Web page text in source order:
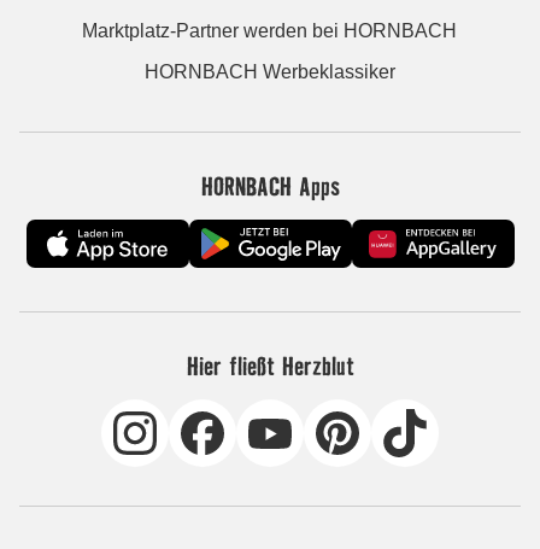
Marktplatz-Partner werden bei HORNBACH
HORNBACH Werbeklassiker
HORNBACH Apps
Hier fließt Herzblut